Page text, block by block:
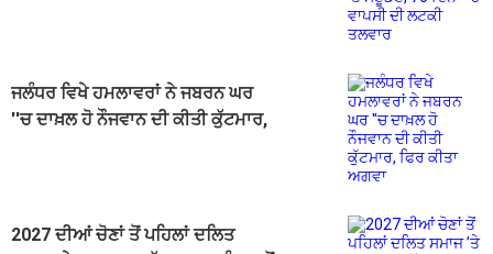
ਜਲੰਧਰ ਵਿਖੇ ਹਮਲਾਵਰਾਂ ਨੇ ਜਬਰਨ ਘਰ
''ਚ ਦਾਖ਼ਲ ਹੋ ਨੌਜਵਾਨ ਦੀ ਕੀਤੀ ਕੁੱਟਮਾਰ,
2027 ਦੀਆਂ ਚੋਣਾਂ ਤੋਂ ਪਹਿਲਾਂ ਦਲਿਤ